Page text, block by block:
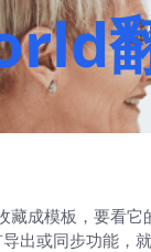
成模板，要看
出或同步功能，